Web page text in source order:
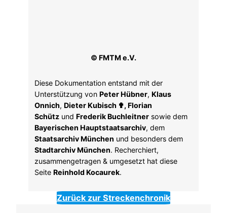
© FMTM e.V.
Diese Dokumentation entstand mit der
Unterstützung von Peter Hübner, Klaus
Onnich, Dieter Kubisch ✟, Florian
Schütz und Frederik Buchleitner sowie dem
Bayerischen Hauptstaatsarchiv, dem
Staatsarchiv München und besonders dem
Stadtarchiv München. Recherchiert,
zusammengetragen & umgesetzt hat diese
Seite Reinhold Kocaurek.
Zurück zur Streckenchronik